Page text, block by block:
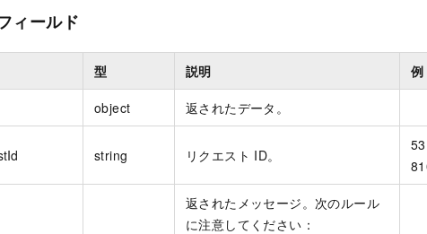
ィールド
型 説明 例
object 返されたデータ。
string リクエスト ID。
返されたメッセージ。次のルール
に注意してください：